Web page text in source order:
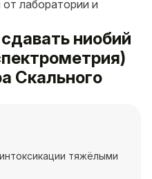
от лаборатории и
ниобий
Скального
тяжёлыми